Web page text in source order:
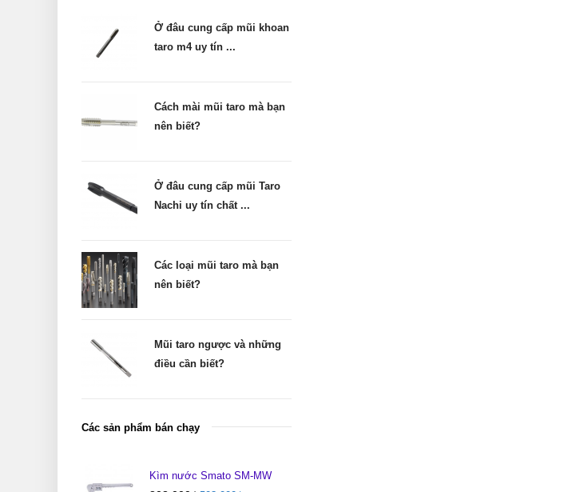
Ở đâu cung cấp mũi khoan
taro m4 uy tín ...
Cách mài mũi taro mà bạn
nên biết?
Ở đâu cung cấp mũi Taro
Nachi uy tín chất ...
Các loại mũi taro mà bạn
nên biết?
Mũi taro ngược và những
điều cần biết?
Các sản phẩm bán chạy
Kìm nước Smato SM-MW